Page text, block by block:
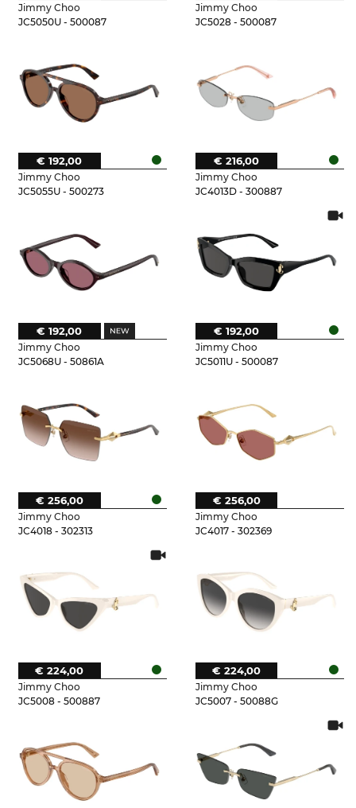
Jimmy Choo
JC5050U - 500087
Jimmy Choo
JC5028 - 500087
Jimmy Choo
JC5055U - 500273
€ 192,00
Jimmy Choo
JC4013D - 300887
€ 216,00
Jimmy Choo
JC5068U - 50861A
€ 192,00
Jimmy Choo
JC5011U - 500087
€ 192,00
Jimmy Choo
JC4018 - 302313
€ 256,00
Jimmy Choo
JC4017 - 302369
€ 256,00
Jimmy Choo
JC5008 - 500887
€ 224,00
Jimmy Choo
JC5007 - 50088G
€ 224,00